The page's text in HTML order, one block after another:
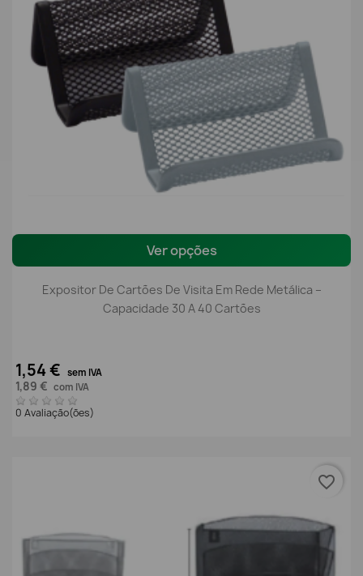
Ver opções
Expositor De Cartões De Visita Em Rede Metálica –
Capacidade 30 A 40 Cartões
1,54 € sem IVA
1,89 € com IVA
0 Avaliação(ões)
favorite_border